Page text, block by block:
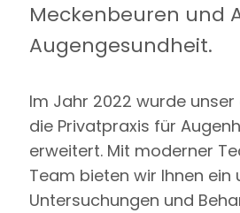
Meckenbeuren und
Augengesundheit.
Im Jahr 2022 wurde
die Privatpraxis für
erweitert. Mit moderner
Team bieten wir Ihnen
Untersuchungen und